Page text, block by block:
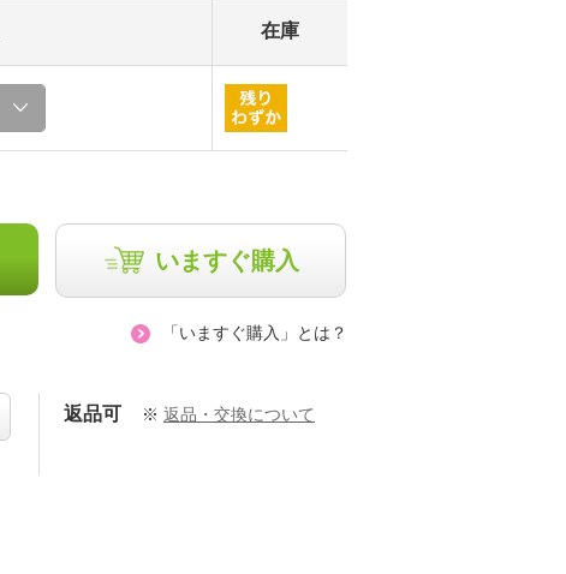
在庫
いますぐ購入
「いますぐ購入」とは？
返品可 ※ 返品・交換について